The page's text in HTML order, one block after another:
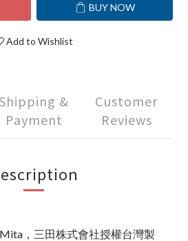
BUY NOW
Add to Wishlist
&
Payment
Customer
Reviews
，三田株式會社授權台灣製